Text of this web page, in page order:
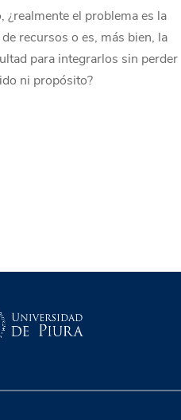
¿realmente el problema es la
recursos o es, más bien, la
para integrarlos sin perder
ni propósito?